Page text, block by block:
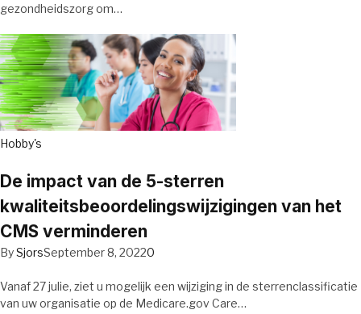
gezondheidszorg om…
Hobby's
De impact van de 5-sterren
kwaliteitsbeoordelingswijzigingen van het
CMS verminderen
BySjorsSeptember 8, 20220
Vanaf 27 julie, ziet u mogelijk een wijziging in de sterrenclassificatie
van uw organisatie op de Medicare.gov Care…